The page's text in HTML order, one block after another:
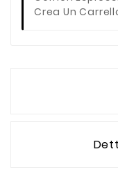
Crea Un